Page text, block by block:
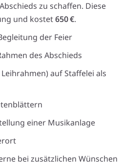
zu schaffen. Diese
und kostet650 €.
der Feier
des Abschieds
Leihrahmen) auf Staffelei als
einer Musikanlage
bei zusätzlichen Wünschen